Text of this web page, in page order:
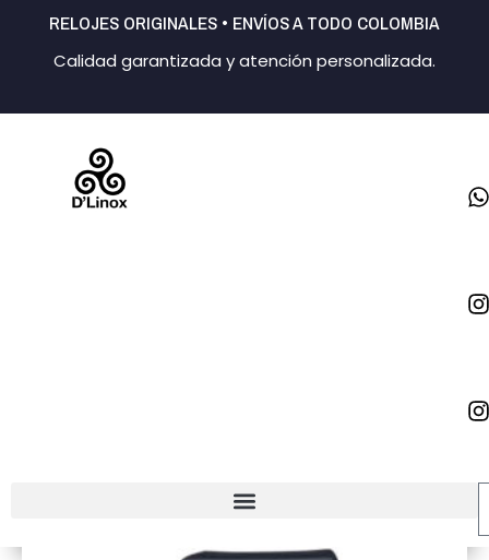
contenido
RELOJES ORIGINALES • ENVÍOS A TODO COLOMBIA
Calidad garantizada y atención personalizada.